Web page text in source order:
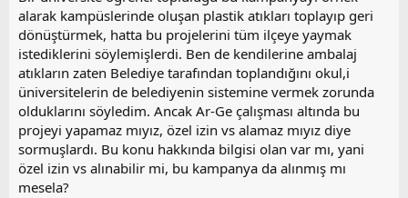
o
y
l
a
alarak kampüslerinde oluşan plastik atıkları toplayıp geri
dönüştürmek, hatta bu projelerini tüm ilçeye yaymak
istediklerini söylemişlerdi. Ben de kendilerine ambalaj
atıkların zaten Belediye tarafından toplandığını okul,i
üniversitelerin de belediyenin sistemine vermek zorunda
olduklarını söyledim. Ancak Ar-Ge çalışması altında bu
projeyi yapamaz mıyız, özel izin vs alamaz mıyız diye
sormuşlardı. Bu konu hakkında bilgisi olan var mı, yani
özel izin vs alınabilir mi, bu kampanya da alınmış mı
mesela?